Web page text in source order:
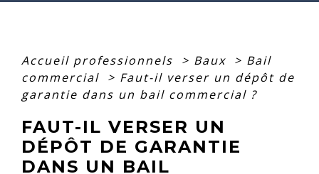
Accueil professionnels > Baux > Bail
commercial > Faut-il verser un dépôt de
garantie dans un bail commercial ?
FAUT-IL VERSER UN
DÉPÔT DE GARANTIE
DANS UN BAIL